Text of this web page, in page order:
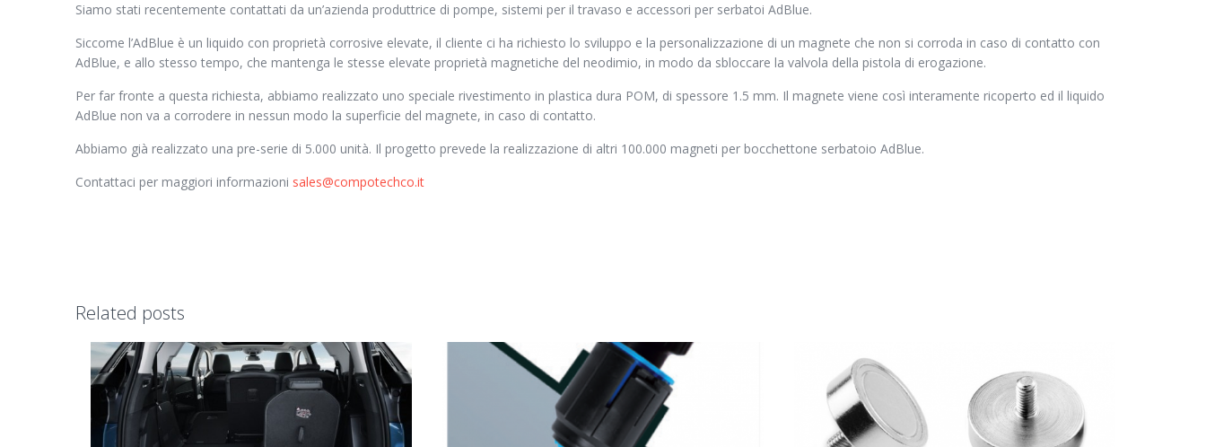
Siamo stati recentemente contattati da un’azienda produttrice di pompe, sistemi per il travaso e accessori per serbatoi AdBlue.
Siccome l’AdBlue è un liquido con proprietà corrosive elevate, il cliente ci ha richiesto lo sviluppo e la personalizzazione di un magnete che non si corroda in caso di contatto con
AdBlue, e allo stesso tempo, che mantenga le stesse elevate proprietà magnetiche del neodimio, in modo da sbloccare la valvola della pistola di erogazione.
Per far fronte a questa richiesta, abbiamo realizzato uno speciale rivestimento in plastica dura POM, di spessore 1.5 mm. Il magnete viene così interamente ricoperto ed il liquido
AdBlue non va a corrodere in nessun modo la superficie del magnete, in caso di contatto.
Abbiamo già realizzato una pre-serie di 5.000 unità. Il progetto prevede la realizzazione di altri 100.000 magneti per bocchettone serbatoio AdBlue.
Contattaci per maggiori informazioni sales@compotechco.it
Related posts